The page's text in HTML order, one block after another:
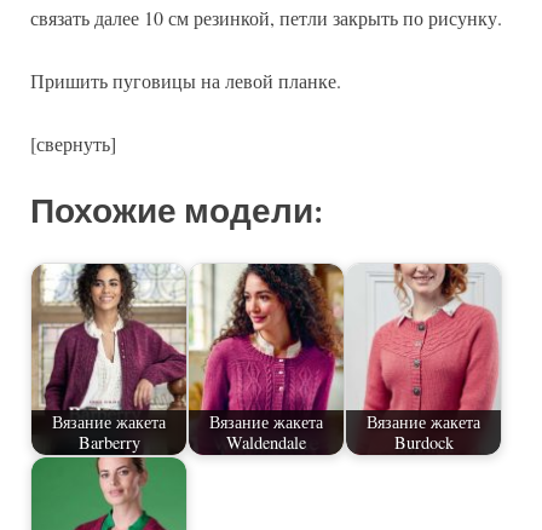
связать далее 10 см резинкой, петли закрыть по рисунку.
Пришить пуговицы на левой планке.
[свернуть]
Похожие модели:
Вязание жакета
Barberry
Вязание жакета
Waldendale
Вязание жакета
Burdock